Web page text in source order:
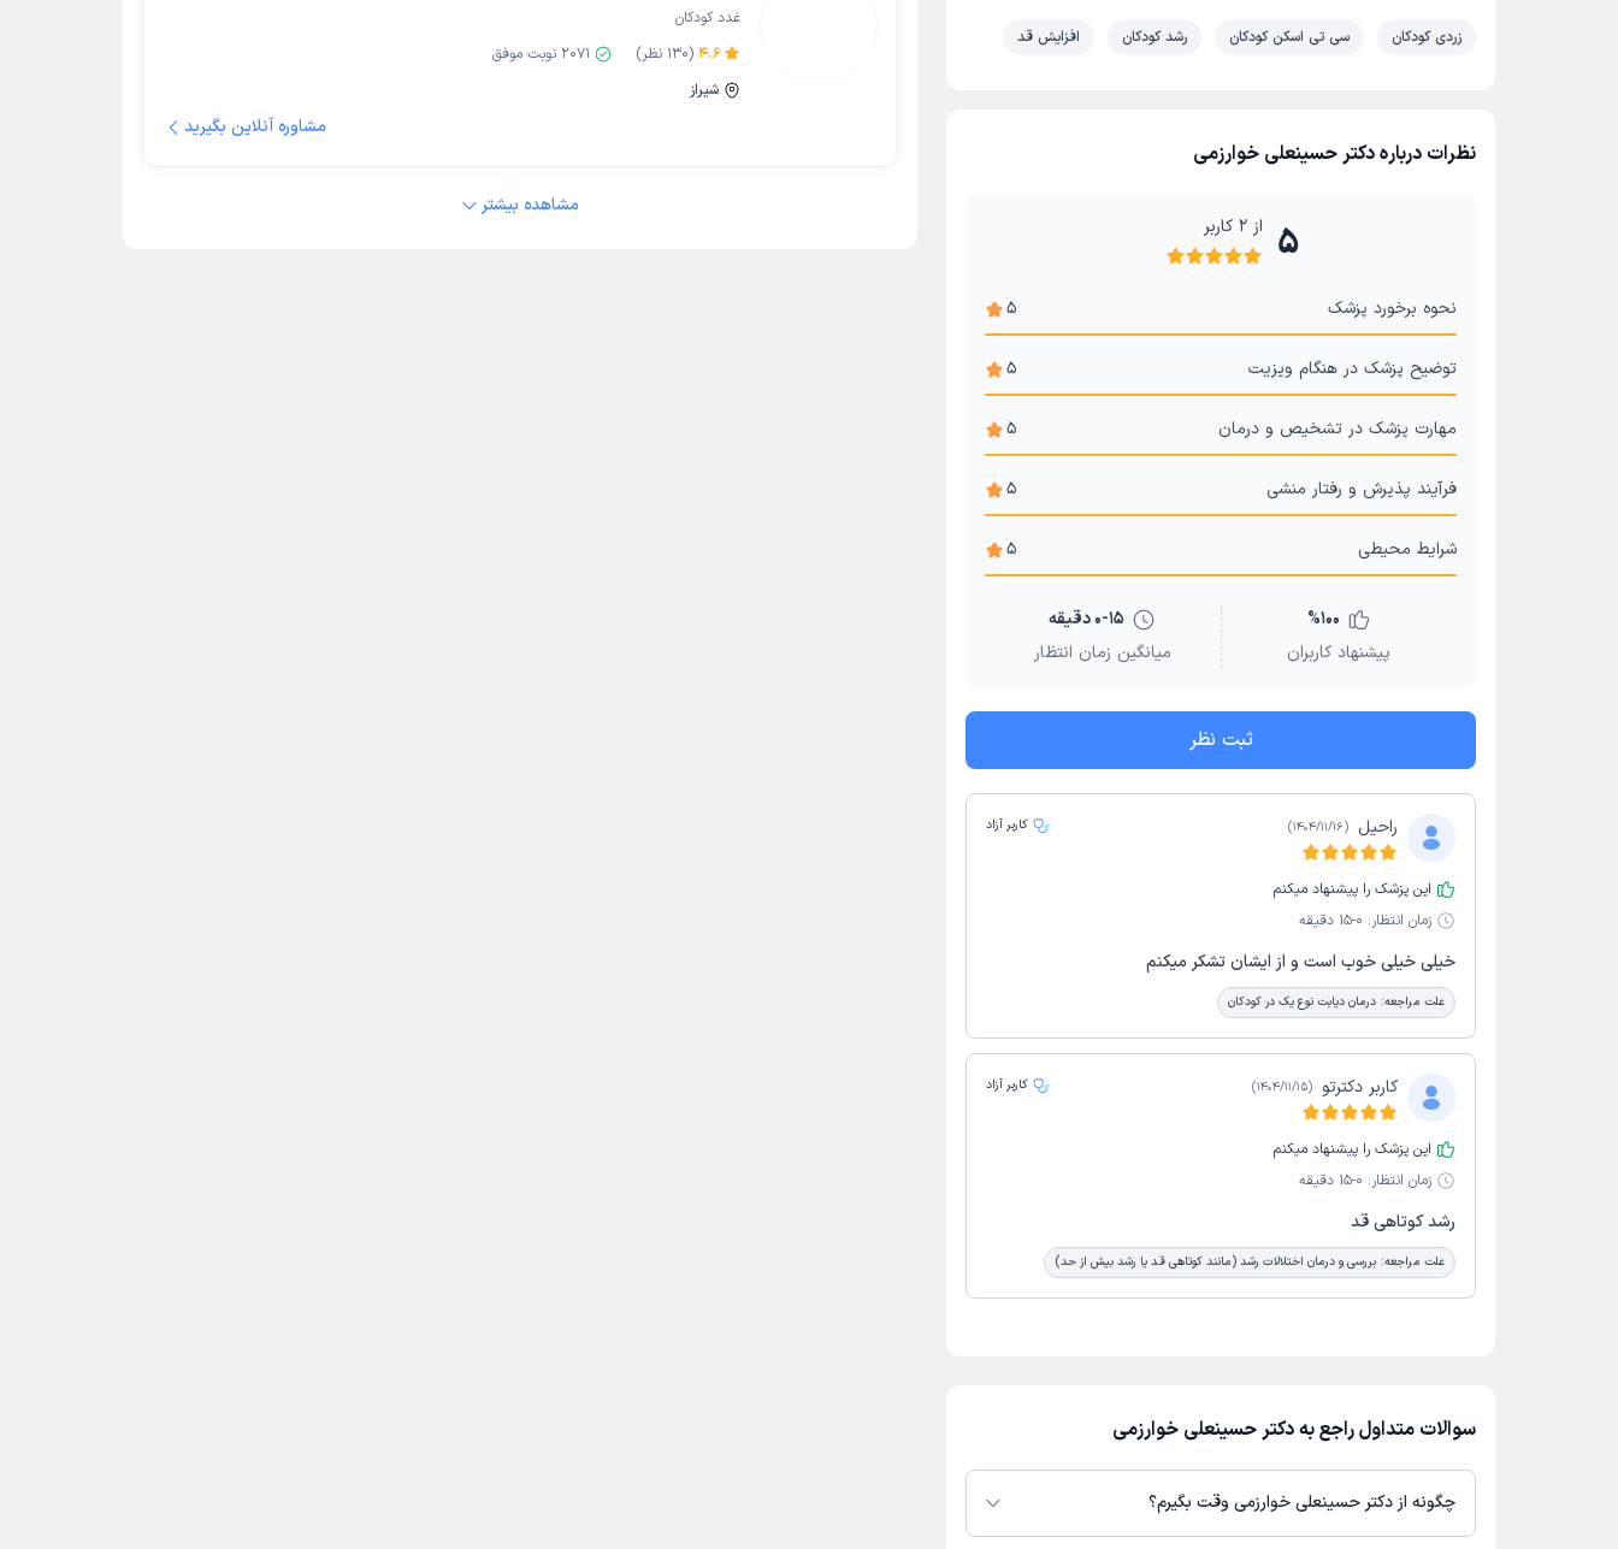
غدد کودکان
4.6
(
130 نظر) 2071 نوبت موفق
شیراز
مشاوره آنلاین بگیرید
مشاهده بیشتر
زردی کودکان سی تی اسکن کودکان رشد کودکان افزایش قد
نظرات درباره دکتر حسینعلی خوارزمی
5 از 2کاربر
نحوه برخورد پزشک 5
توضیح پزشک در هنگام ویزیت 5
مهارت پزشک در تشخیص و درمان 5
فرآیند پذیرش و رفتار منشی 5
شرایط محیطی 5
%100
پیشنهاد کاربران
0-15 دقیقه
میانگین زمان انتظار
ثبت نظر
راحیل (
1404/11/16
) کاربر آزاد
این پزشک را پیشنهاد میکنم
زمان انتظار: 0-15 دقیقه
خیلی خیلی خوب است و از ایشان تشکر میکنم
علت مراجعه: درمان دیابت نوع یک در کودکان
کاربر دکترتو (
1404/11/15
) کاربر آزاد
این پزشک را پیشنهاد میکنم
زمان انتظار: 0-15 دقیقه
رشد کوتاهی قد
علت مراجعه: بررسی و درمان اختلالات رشد (مانند کوتاهی قد یا رشد بیش از حد)
سوالات متداول راجع به دکتر حسینعلی خوارزمی
چگونه از دکتر حسینعلی خوارزمی وقت بگیرم؟